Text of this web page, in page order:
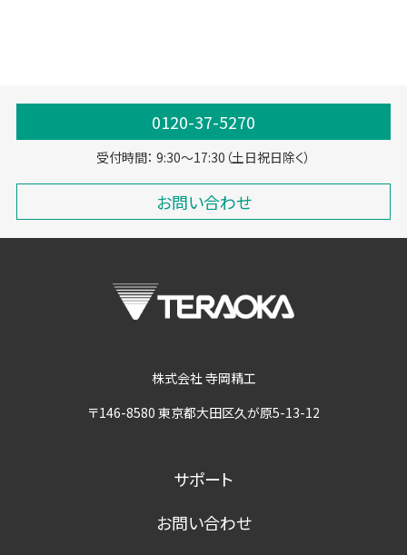
0120-37-5270
受付時間： 9:30～17:30（土日祝日除く）
お問い合わせ
株式会社 寺岡精工
〒146-8580 東京都大田区久が原5-13-12
サポート
お問い合わせ